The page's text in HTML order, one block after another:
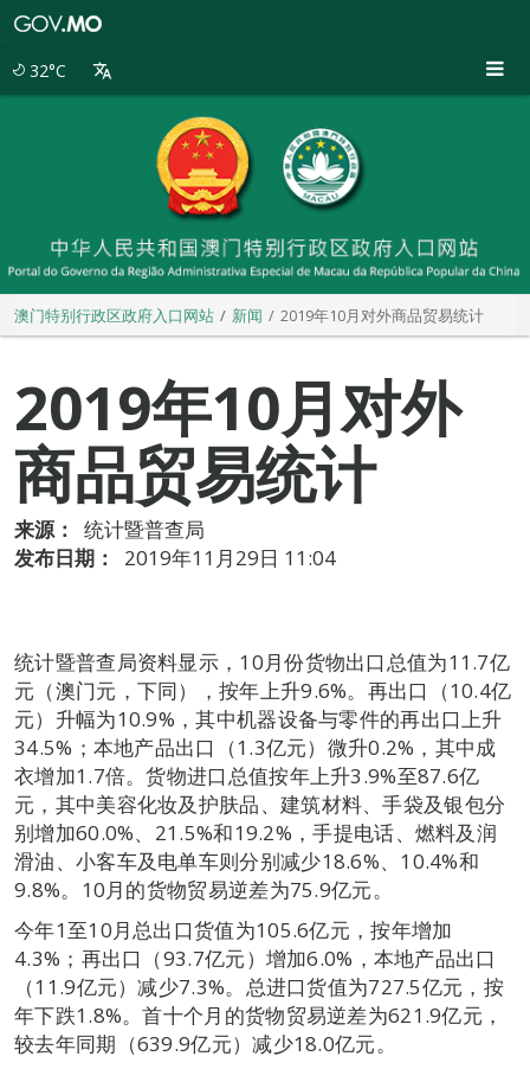
32°C
澳门特别行政区政府入口网站 新闻 2019年10月对外商品贸易统计
2019年10月对外
商品贸易统计
来源：
统计暨普查局
发布日期：
2019年11月29日 11:04
统计暨普查局资料显示，10月份货物出口总值为11.7亿
元（澳门元，下同），按年上升9.6%。再出口（10.4亿
元）升幅为10.9%，其中机器设备与零件的再出口上升
34.5%；本地产品出口（1.3亿元）微升0.2%，其中成
衣增加1.7倍。货物进口总值按年上升3.9%至87.6亿
元，其中美容化妆及护肤品、建筑材料、手袋及银包分
别增加60.0%、21.5%和19.2%，手提电话、燃料及润
滑油、小客车及电单车则分别减少18.6%、10.4%和
9.8%。10月的货物贸易逆差为75.9亿元。
今年1至10月总出口货值为105.6亿元，按年增加
4.3%；再出口（93.7亿元）增加6.0%，本地产品出口
（11.9亿元）减少7.3%。总进口货值为727.5亿元，按
年下跌1.8%。首十个月的货物贸易逆差为621.9亿元，
较去年同期（639.9亿元）减少18.0亿元。